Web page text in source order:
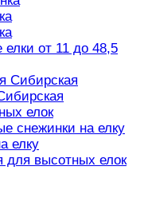
от 11 до 48,5
Сибирская
елок
снежинки на елку
елку
для высотных елок